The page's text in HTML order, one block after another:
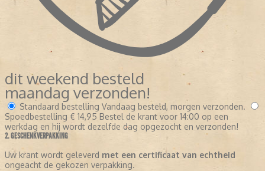
dit weekend besteld
maandag verzonden!
Standaard bestelling Vandaag besteld, morgen verzonden.
Spoedbestelling € 14,95 Bestel de krant voor 14:00 op een
werkdag en hij wordt dezelfde dag opgezocht en verzonden!
2. GESCHENKVERPAKKING
Uw krant wordt geleverd met een certificaat van echtheid
ongeacht de gekozen verpakking.